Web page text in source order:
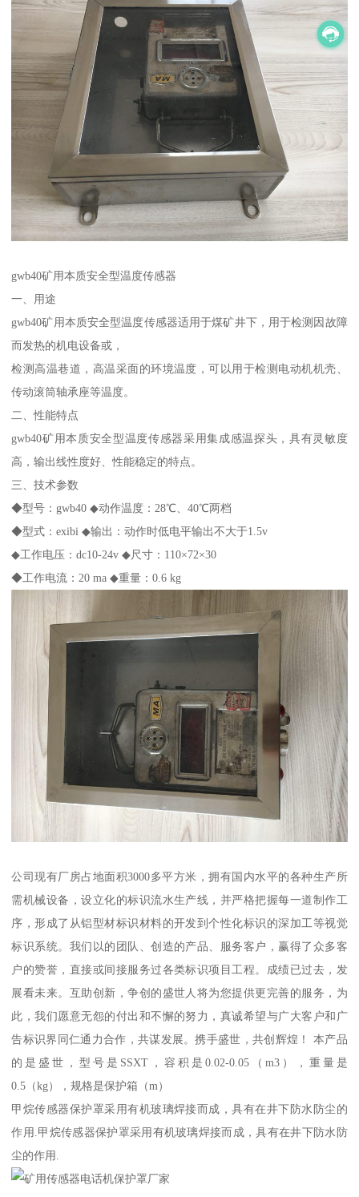
gwb40矿用本质安全型温度传感器
一、用途
gwb40矿用本质安全型温度传感器适用于煤矿井下，用于检测因故障
而发热的机电设备或，
检测高温巷道，高温采面的环境温度，可以用于检测电动机机壳、
传动滚筒轴承座等温度。
二、性能特点
gwb40矿用本质安全型温度传感器采用集成感温探头，具有灵敏度
高，输出线性度好、性能稳定的特点。
三、技术参数
◆型号：gwb40 ◆动作温度：28℃、40℃两档
◆型式：exibi ◆输出：动作时低电平输出不大于1.5v
◆工作电压：dc10-24v ◆尺寸：110×72×30
◆工作电流：20 ma ◆重量：0.6 kg
公司现有厂房占地面积3000多平方米，拥有国内水平的各种生产所
需机械设备，设立化的标识流水生产线，并严格把握每一道制作工
序，形成了从铝型材标识材料的开发到个性化标识的深加工等视觉
标识系统。我们以的团队、创造的产品、服务客户，赢得了众多客
户的赞誉，直接或间接服务过各类标识项目工程。成绩已过去，发
展看未来。互助创新，争创的盛世人将为您提供更完善的服务，为
此，我们愿意无怨的付出和不懈的努力，真诚希望与广大客户和广
告标识界同仁通力合作，共谋发展。携手盛世，共创辉煌！ 本产品
的是盛世，型号是SSXT，容积是0.02-0.05（m3），重量是
0.5（kg），规格是保护箱（m）
甲烷传感器保护罩采用有机玻璃焊接而成，具有在井下防水防尘的
作用.甲烷传感器保护罩采用有机玻璃焊接而成，具有在井下防水防
尘的作用.